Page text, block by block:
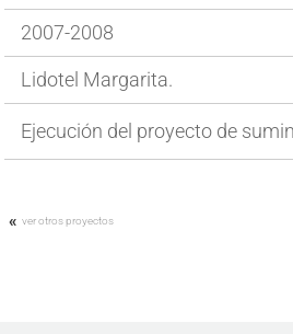
2007-2008
Lidotel Margarita.
Ejecución del proyecto de
« ver otros proyectos